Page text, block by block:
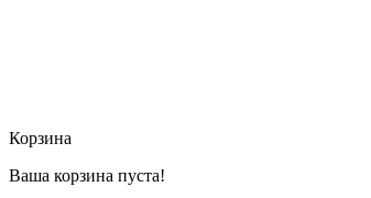
Корзина
Ваша корзина пуста!